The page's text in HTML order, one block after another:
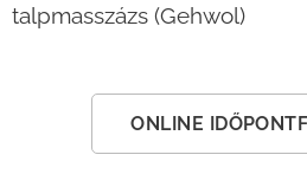
talpmasszázs (Gehwol)
ONLINE